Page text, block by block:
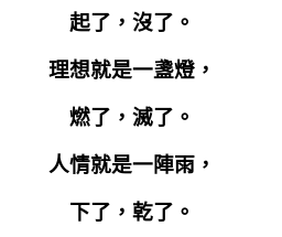
起了，沒了。
理想就是一盞燈，
燃了，滅了。
人情就是一陣雨，
下了，乾了。